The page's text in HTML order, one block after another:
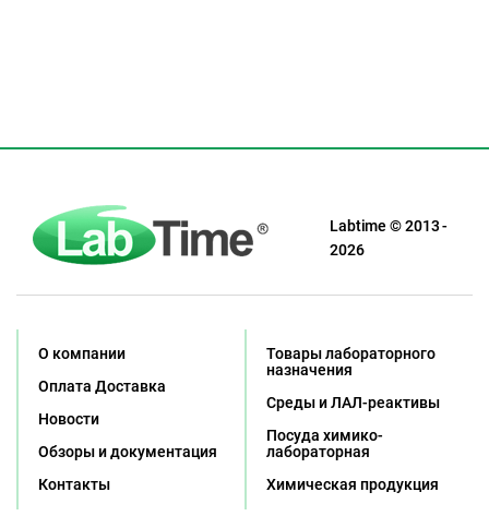
Labtime © 2013 -
2026
О компании
Оплата Доставка
Новости
Обзоры и документация
Контакты
Товары лабораторного
назначения
Среды и ЛАЛ-реактивы
Посуда химико-
лабораторная
Химическая продукция